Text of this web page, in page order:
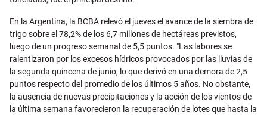
En la Argentina, la BCBA relevó el jueves el avance de la siembra de
trigo sobre el 78,2% de los 6,7 millones de hectáreas previstos,
luego de un progreso semanal de 5,5 puntos. "Las labores se
ralentizaron por los excesos hídricos provocados por las lluvias de
la segunda quincena de junio, lo que derivó en una demora de 2,5
puntos respecto del promedio de los últimos 5 años. No obstante,
la ausencia de nuevas precipitaciones y la acción de los vientos de
la última semana favorecieron la recuperación de lotes que hasta la